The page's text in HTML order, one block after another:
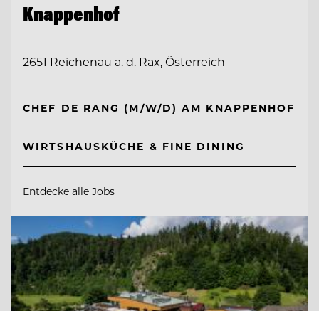
Knappenhof
2651 Reichenau a. d. Rax, Österreich
CHEF DE RANG (M/W/D) AM KNAPPENHOF
WIRTSHAUSKÜCHE & FINE DINING
Entdecke alle Jobs